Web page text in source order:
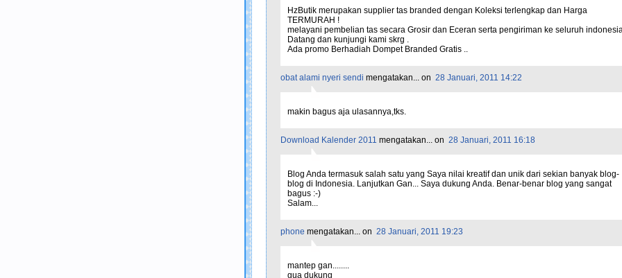
HzButik merupakan supplier tas branded dengan Koleksi terlengkap dan Harga
TERMURAH !
melayani pembelian tas secara Grosir dan Eceran serta pengiriman ke seluruh
Datang dan kunjungi kami skrg .
Ada promo Berhadiah Dompet Branded Gratis ..
obat alami nyeri sendi mengatakan... on 28 Januari, 2011 14:22
makin bagus aja ulasannya,tks.
Download Kalender 2011 mengatakan... on 28 Januari, 2011 16:18
Blog Anda termasuk salah satu yang Saya nilai kreatif dan unik dari sekian banyak blog-
blog di Indonesia. Lanjutkan Gan... Saya dukung Anda. Benar-benar blog yang sangat
bagus :-)
Salam...
phone mengatakan... on 28 Januari, 2011 19:23
mantep gan........
gua dukung